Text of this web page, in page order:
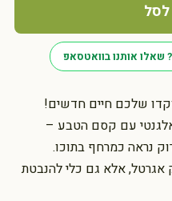
שלכם חיים חדשים!
עם קסם הטבע –
נראה כמרחף בתוכו.
אגרטל, אלא גם כלי להנבטת
אותנו בוואטסאפ